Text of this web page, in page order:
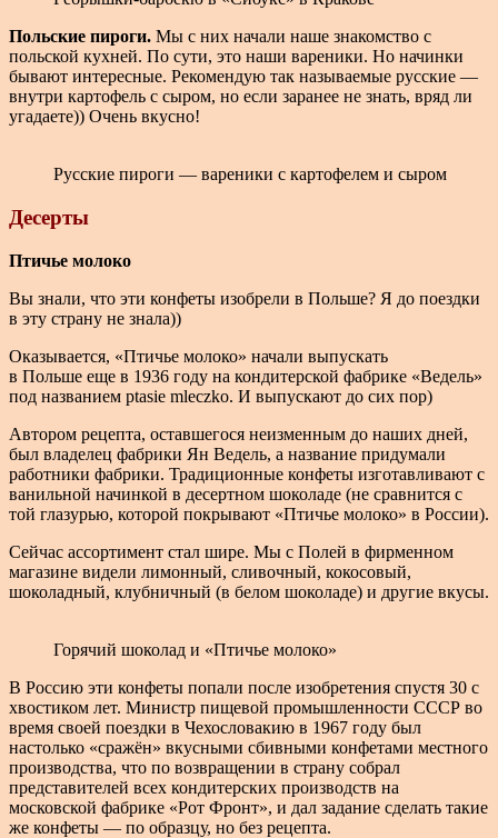
Польские пироги. Мы с них начали наше знакомство с
польской кухней. По сути, это наши вареники. Но начинки
бывают интересные. Рекомендую так называемые русские —
внутри картофель с сыром, но если заранее не знать, вряд ли
угадаете)) Очень вкусно!
Русские пироги — вареники с картофелем и сыром
Десерты
Птичье молоко
Вы знали, что эти конфеты изобрели в Польше? Я до поездки
в эту страну не знала))
Оказывается, «Птичье молоко» начали выпускать
в Польше еще в 1936 году на кондитерской фабрике «Ведель»
под названием ptasie mleczko. И выпускают до сих пор)
Автором рецепта, оставшегося неизменным до наших дней,
был владелец фабрики Ян Ведель, а название придумали
работники фабрики. Традиционные конфеты изготавливают с
ванильной начинкой в десертном шоколаде (не сравнится с
той глазурью, которой покрывают «Птичье молоко» в России).
Сейчас ассортимент стал шире. Мы с Полей в фирменном
магазине видели лимонный, сливочный, кокосовый,
шоколадный, клубничный (в белом шоколаде) и другие вкусы.
Горячий шоколад и «Птичье молоко»
В Россию эти конфеты попали после изобретения спустя 30 с
хвостиком лет. Министр пищевой промышленности СССР во
время своей поездки в Чехословакию в 1967 году был
настолько «сражён» вкусными сбивными конфетами местного
производства, что по возвращении в страну собрал
представителей всех кондитерских производств на
московской фабрике «Рот Фронт», и дал задание сделать такие
же конфеты — по образцу, но без рецепта.